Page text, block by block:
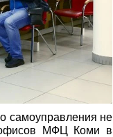
самоуправления не
офисов МФЦ Коми в